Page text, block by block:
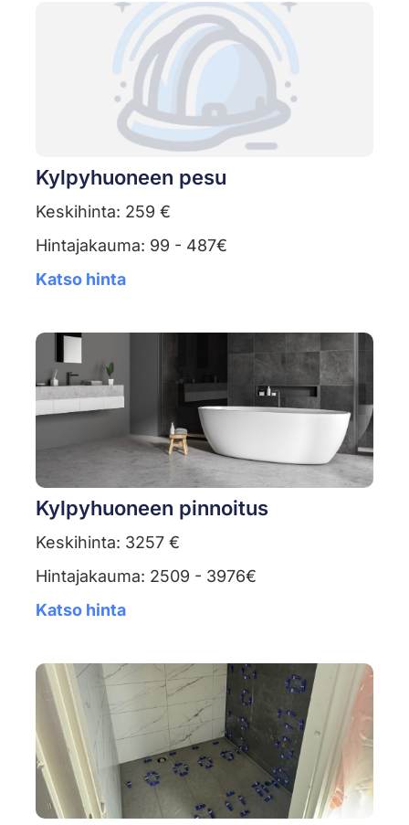
Kylpyhuoneen pesu
Keskihinta: 259 €
Hintajakauma: 99 - 487€
Katso hinta
Kylpyhuoneen pinnoitus
Keskihinta: 3257 €
Hintajakauma: 2509 - 3976€
Katso hinta